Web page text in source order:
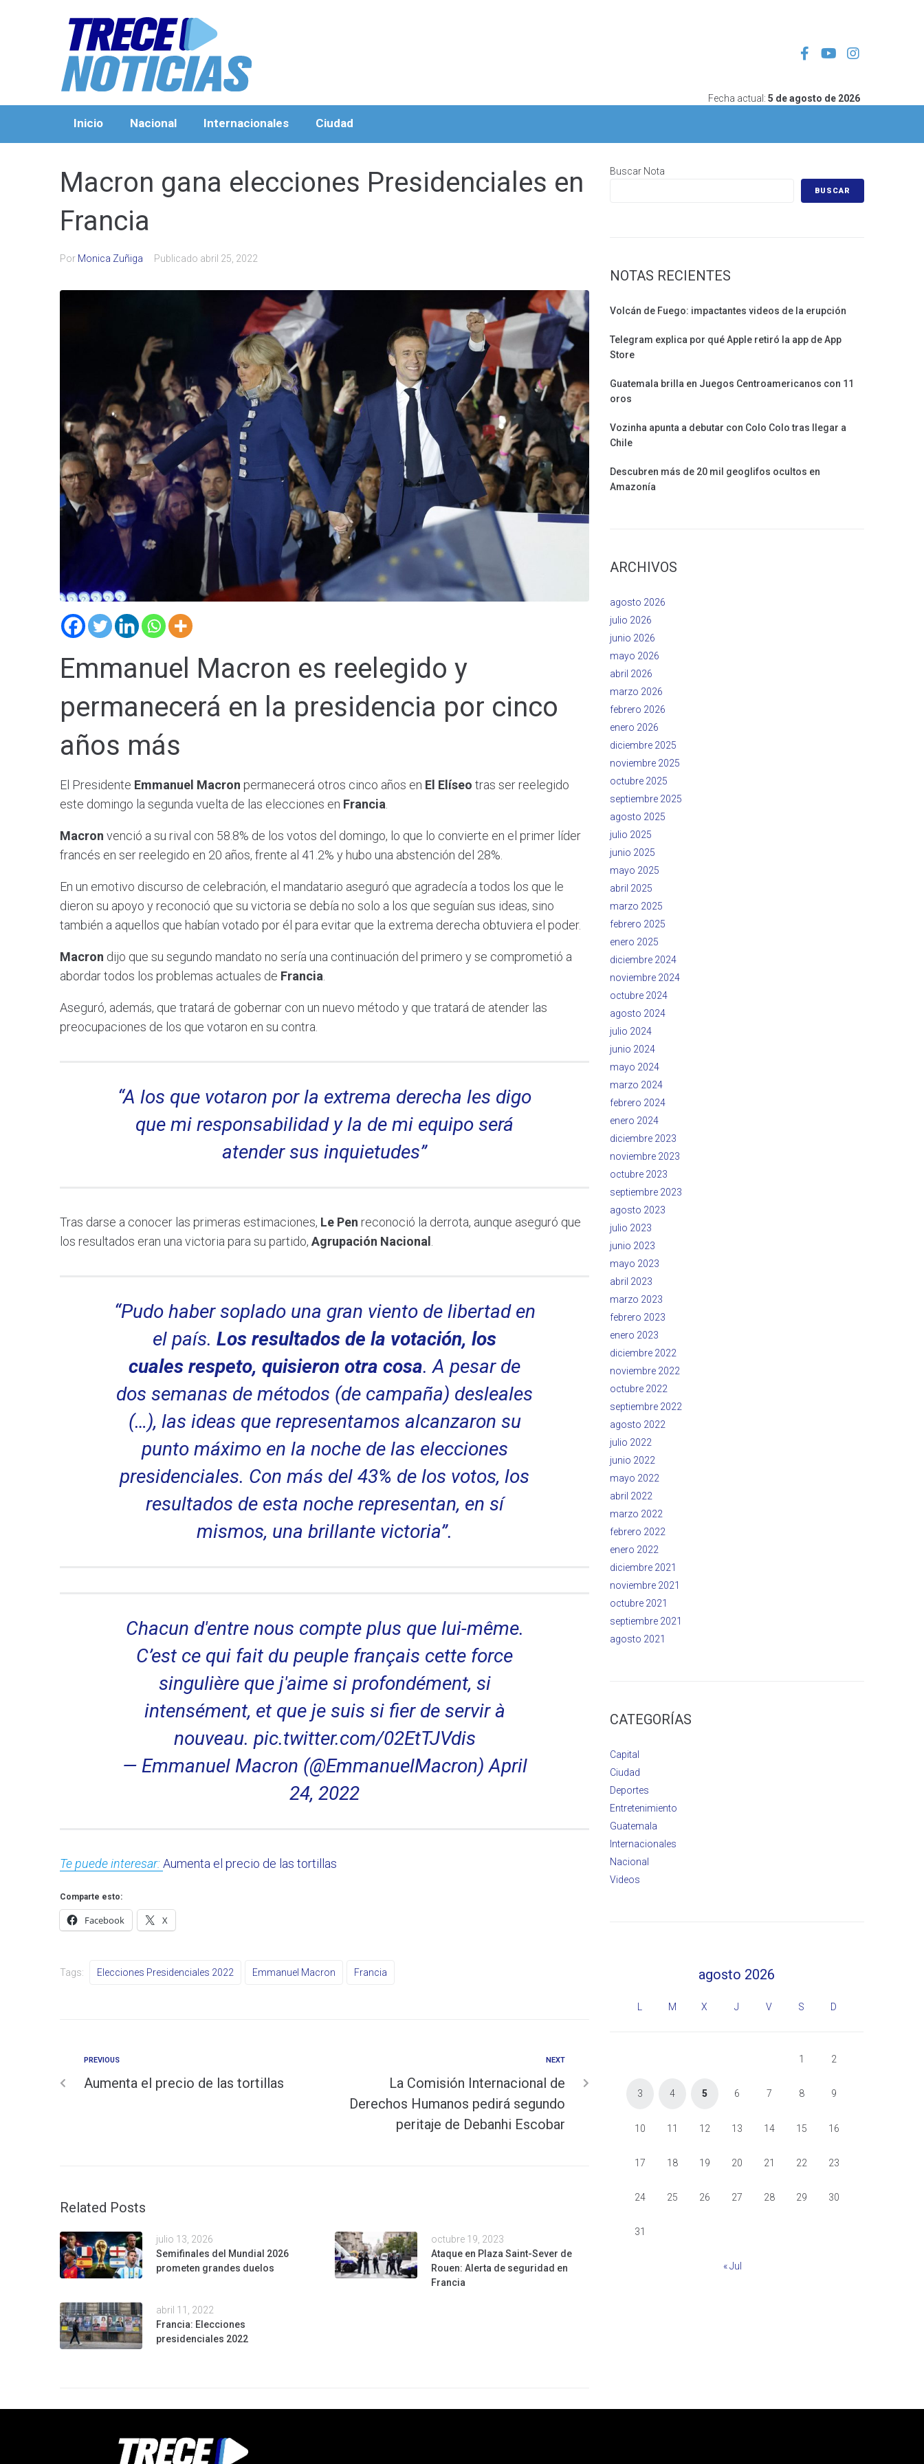
Fecha actual: 5 de agosto de 2026
Inicio Nacional Internacionales Ciudad
Macron gana elecciones Presidenciales en
Francia
Por Monica Zuñiga Publicado abril 25, 2022
Emmanuel Macron es reelegido y
permanecerá en la presidencia por cinco
años más
El Presidente Emmanuel Macron permanecerá otros cinco años en El Elíseo tras ser reelegido
este domingo la segunda vuelta de las elecciones en Francia
Macron venció a su rival con 58.8% de los votos del domingo, lo que lo convierte en el primer líder
francés en ser reelegido en 20 años, frente al 41.2% y hubo una abstención del 28%.
En un emotivo discurso de celebración, el mandatario aseguró que agradecía a todos los que le
dieron su apoyo y reconoció que su victoria se debía no solo a los que seguían sus ideas, sino
también a aquellos que habían votado por él para evitar que la extrema derecha obtuviera el poder.
Macron dijo que su segundo mandato no sería una continuación del primero y se comprometió a
abordar todos los problemas actuales de Francia
Aseguró, además, que tratará de gobernar con un nuevo método y que tratará de atender las
preocupaciones de los que votaron en su contra.
“A los que votaron por la extrema derecha les digo
que mi responsabilidad y la de mi equipo será
atender sus inquietudes”
Tras darse a conocer las primeras estimaciones, Le Pen reconoció la derrota, aunque aseguró que
los resultados eran una victoria para su partido, Agrupación Nacional
“Pudo haber soplado una gran viento de libertad en
el país. Los resultados de la votación, los
cuales respeto, quisieron otra cosa. A pesar de
dos semanas de métodos (de campaña) desleales
(…), las ideas que representamos alcanzaron su
punto máximo en la noche de las elecciones
presidenciales. Con más del 43% de los votos, los
resultados de esta noche representan, en sí
mismos, una brillante victoria”.
Chacun d'entre nous compte plus que lui-même.
C’est ce qui fait du peuple français cette force
singulière que j'aime si profondément, si
intensément, et que je suis si fier de servir à
nouveau. pic.twitter.com/02EtTJVdis
— Emmanuel Macron (@EmmanuelMacron)April
24, 2022
Te puede interesar: Aumenta el precio de las tortillas
Comparte esto:
Facebook X
Tags: Elecciones Presidenciales 2022 Emmanuel Macron Francia
PREVIOUS
Aumenta el precio de las tortillas
NEXT
La Comisión Internacional de
Derechos Humanos pedirá segundo
peritaje de Debanhi Escobar
Related Posts
julio 13, 2026
Semifinales del Mundial 2026
prometen grandes duelos
octubre 19, 2023
Ataque en Plaza Saint-Sever de
Rouen: Alerta de seguridad en
Francia
abril 11, 2022
Francia: Elecciones
presidenciales 2022
Buscar Nota
BUSCAR
NOTAS RECIENTES
Volcán de Fuego: impactantes videos de la erupción
Telegram explica por qué Apple retiró la app de App
Store
Guatemala brilla en Juegos Centroamericanos con 11
oros
Vozinha apunta a debutar con Colo Colo tras llegar a
Chile
Descubren más de 20 mil geoglifos ocultos en
Amazonía
ARCHIVOS
agosto 2026
julio 2026
junio 2026
mayo 2026
abril 2026
marzo 2026
febrero 2026
enero 2026
diciembre 2025
noviembre 2025
octubre 2025
septiembre 2025
agosto 2025
julio 2025
junio 2025
mayo 2025
abril 2025
marzo 2025
febrero 2025
enero 2025
diciembre 2024
noviembre 2024
octubre 2024
agosto 2024
julio 2024
junio 2024
mayo 2024
marzo 2024
febrero 2024
enero 2024
diciembre 2023
noviembre 2023
octubre 2023
septiembre 2023
agosto 2023
julio 2023
junio 2023
mayo 2023
abril 2023
marzo 2023
febrero 2023
enero 2023
diciembre 2022
noviembre 2022
octubre 2022
septiembre 2022
agosto 2022
julio 2022
junio 2022
mayo 2022
abril 2022
marzo 2022
febrero 2022
enero 2022
diciembre 2021
noviembre 2021
octubre 2021
septiembre 2021
agosto 2021
CATEGORÍAS
Capital
Ciudad
Deportes
Entretenimiento
Guatemala
Internacionales
Nacional
Videos
agosto 2026
M X J V S D
1 2
3 4 5 6 7 8 9
10 11 12 13 14 15 16
17 18 19 20 21 22 23
24 25 26 27 28 29 30
31
« Jul